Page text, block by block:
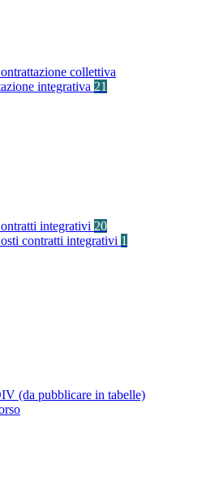
collettiva
integrativa 21
integrativi 20
contratti integrativi 1
(da pubblicare in tabelle)